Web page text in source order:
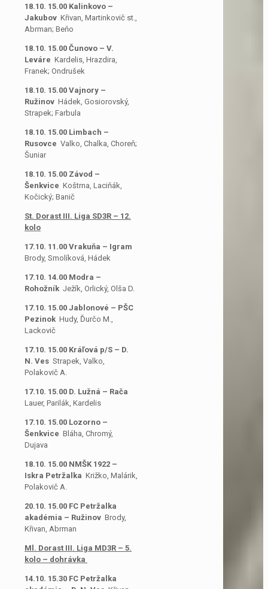
18.10. 15.00 Kalinkovo –
Jakubov Křivan, Martinkovič st.,
Abrman; Beňo
18.10. 15.00 Čunovo – V.
Leváre Kardelis, Hrazdira,
Franek; Ondrušek
18.10. 15.00 Vajnory –
Ružinov Hádek, Gosiorovský,
Strapek; Farbula
18.10. 15.00 Limbach –
Rusovce Valko, Chalka, Choreň;
Šuniar
18.10. 15.00 Závod –
Šenkvice Koštrna, Laciňák,
Kočický; Banič
St. Dorast III. Liga SD3R – 12.
kolo
17.10. 11.00 Vrakuňa – Igram
Brody, Smolíková, Hádek
17.10. 14.00 Modra –
Rohožník Ježík, Orlický, Olša D.
17.10. 15.00 Jablonové – PŠC
Pezinok Hudy, Ďurčo M.,
Lackovič
17.10. 15.00 Kráľová p/S – D.
N. Ves Strapek, Valko,
Polakovič A.
17.10. 15.00 D. Lužná – Rača
Lauer, Parilák, Kardelis
17.10. 15.00 Lozorno –
Šenkvice Bláha, Chromý,
Dujava
18.10. 15.00 NMŠK 1922 –
Iskra Petržalka Križko, Malárik,
Polakovič A.
20.10. 15.00 FC Petržalka
akadémia – Ružinov Brody,
Křivan, Abrman
Ml. Dorast III. Liga MD3R – 5.
kolo – dohrávka
14.10. 15.30 FC Petržalka